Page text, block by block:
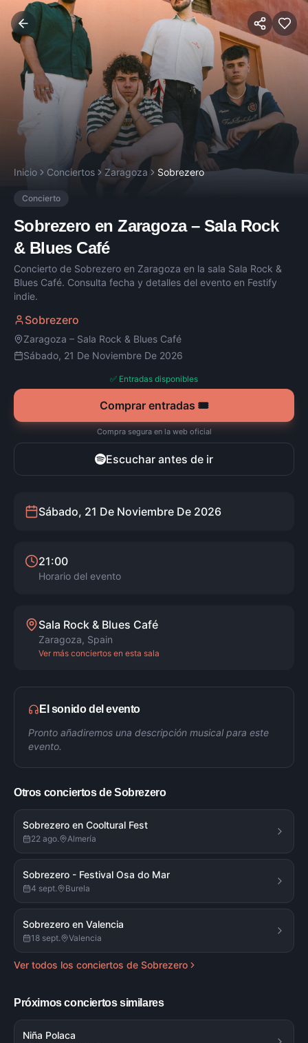
Inicio Conciertos Zaragoza Sobrezero
Concierto
Sobrezero enZaragoza– Sala Rock
& Blues Café
Concierto de Sobrezero en Zaragoza en la sala Sala Rock &
Blues Café. Consulta fecha y detalles del evento en Festify
indie.
Sobrezero
Zaragoza – Sala Rock & Blues Café
Sábado, 21 De Noviembre De 2026
✅ Entradas disponibles
Comprar entradas 🎟️
Compra segura en la web oficial
Escuchar antes de ir
Sábado, 21 De Noviembre De 2026
21:00
Horario del evento
Sala Rock & Blues Café
Zaragoza, Spain
Ver más conciertos en esta sala
El sonido del evento
Pronto añadiremos una descripción musical para este
evento.
Otros conciertos deSobrezero
Sobrezero en Cooltural Fest
22 ago. Almería
Sobrezero - Festival Osa do Mar
4 sept. Burela
Sobrezero en Valencia
18 sept. Valencia
Ver todos los conciertos de Sobrezero
Próximos conciertos similares
Niña Polaca